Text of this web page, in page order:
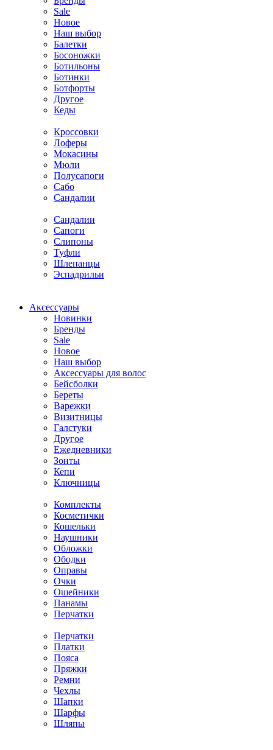
Sale
Новое
Наш выбор
Балетки
Босоножки
Ботильоны
Ботинки
Ботфорты
Другое
Кеды
Кроссовки
Лоферы
Мокасины
Мюли
Полусапоги
Сабо
Сандалии
Сандалии
Сапоги
Слипоны
Туфли
Шлепанцы
Эспадрильи
Аксессуары
Новинки
Бренды
Sale
Новое
Наш выбор
Аксессуары для волос
Бейсболки
Береты
Варежки
Визитницы
Галстуки
Другое
Ежедневники
Зонты
Кепи
Ключницы
Комплекты
Косметички
Кошельки
Наушники
Обложки
Ободки
Оправы
Очки
Ошейники
Панамы
Перчатки
Перчатки
Платки
Пояса
Пряжки
Ремни
Чехлы
Шапки
Шарфы
Шляпы